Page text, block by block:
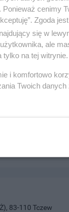
83-110 Tczew
cenimy
Zgoda
się w
ale
tylko na tej witrynie.
i komfortowo
Twoich